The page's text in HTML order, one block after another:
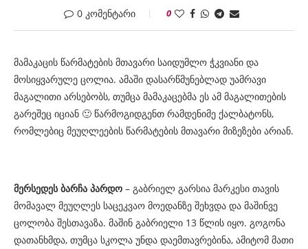
0 კომენტარი 0
მამაკაცის წარმატების მთავარი საიდუმლო ჭკვიანი და
მოსიყვარულე ცოლია. ამაში დასარწმუნებლად უამრავი
მაგალითი არსებობს, თუმცა მამაკაცებმა ეს ამ მაგალითების
გარეშეც იციან 🙂 წარმოგიდგენთ რამდენიმე ქალბატონს,
რომლებიც მეუღლეების წარმატების მთავარი მიზეზები არიან.
მერსედეს ბარჩა პარდო – გაბრიელ გარსია მარკესი თავის
მომავალ მეუღლეს საცეკვაო მოედანზე შეხვდა და მაშინვე
ცოლობა შესთავაზა. მაშინ გაბრიელი 13 წლის იყო. გოგონა
დათანხმდა, თუმცა სკოლა უნდა დაემთავრებინა, ამიტომ მათი